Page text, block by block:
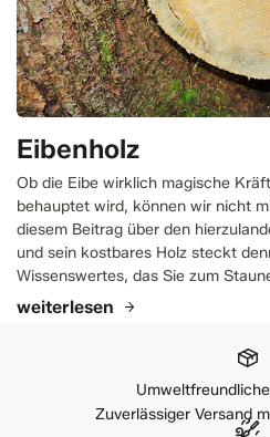
Eibenholz
Ob die Eibe wirklich magische
behauptet wird, können wir nicht
diesem Beitrag über den
und sein kostbares Holz steckt
Wissenswertes, das Sie zum
weiterlesen
Zuverlässiger Versand